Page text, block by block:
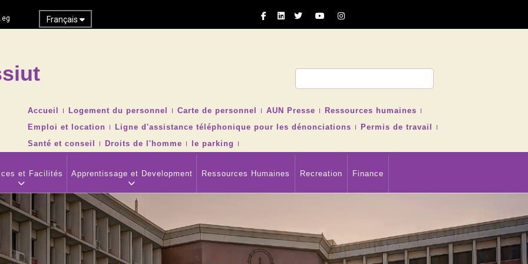
Français
TOP
NAVIGATION
MENU
Accueil Logement du personnel Carte de personnel AUN Presse
Ressources humaines
Emploi et location
Ligne d'assistance téléphonique pour les dénonciations
Permis de travail
Santé et conseil
Droits de l'homme le parking
et Facilités Apprentissage et Development Ressources Humaines Recreation Finance